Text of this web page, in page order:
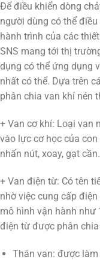
Để điều khiển dòng
người dùng có thể
hành trình của các
SNS mang tới thị
dụng có thể ứng dụng
nhất có thể. Dựa trên
phân chia van khí nén
+ Van cơ khí: Loại van
vào lực cơ học của
nhấn nút, xoay, gạt cần.
+ Van điện từ: Có tên
nhờ việc cung cấp
mô hình vận hành như
điện từ được phân
Thân van: được